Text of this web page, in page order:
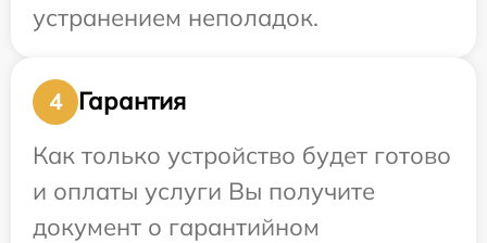
устранением неполадок.
4
Гарантия
Как только устройство будет готово
и оплаты услуги Вы получите
документ о гарантийном